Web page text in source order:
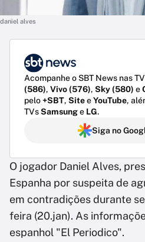
daniel alves
Acompanhe o SBT News nas
(586), Vivo (576), Sky (580) e
pelo+SBT, SiteeYouTube,
TVsSamsunge LG.
Siga no
O jogador Daniel Alves,
Espanha por suspeita de
em contradições durante
feira (20.jan). As
espanhol "El Periodico".